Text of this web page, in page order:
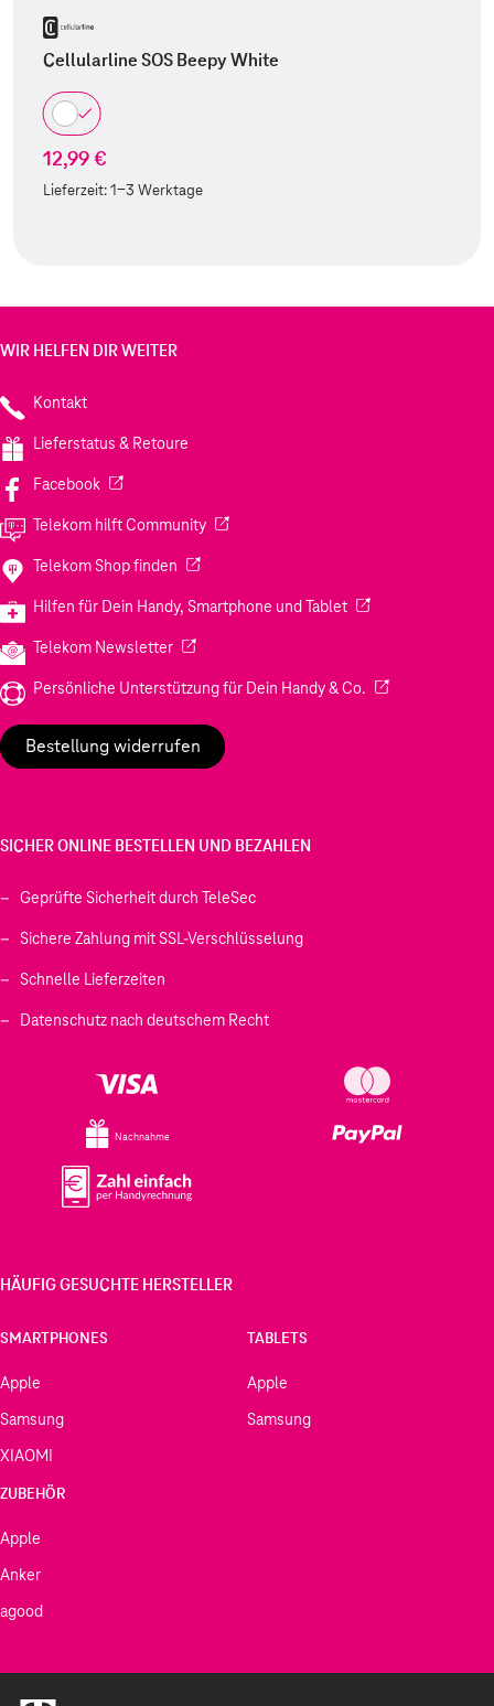
Cellularline SOS Beepy White
12,99 €
Lieferzeit:1-3 Werktage
WIR HELFEN DIR WEITER
Kontakt
Lieferstatus & Retoure
Facebook(Wird in einem neuen Tab geöffnet)
Telekom hilft Community(Wird in einem neuen Tab geöffnet)
Telekom Shop finden (Wird in einem neuen Tab geöffnet)
Hilfen für Dein Handy, Smartphone und Tablet(Wird in einem
Telekom Newsletter(Wird in einem neuen Tab geöffnet)
Persönliche Unterstützung für Dein Handy & Co. (Wird in einem
Bestellung widerrufen
SICHER ONLINE BESTELLEN UND BEZAHLEN
Geprüfte Sicherheit durch TeleSec
Sichere Zahlung mit SSL-Verschlüsselung
Schnelle Lieferzeiten
Datenschutz nach deutschem Recht
Nachnahme
HÄUFIG GESUCHTE HERSTELLER
SMARTPHONES
Apple
Samsung
XIAOMI
TABLETS
Apple
Samsung
ZUBEHÖR
Apple
Anker
agood